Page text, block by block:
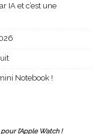
IA et c’est une
Notebook !
l’Apple Watch !